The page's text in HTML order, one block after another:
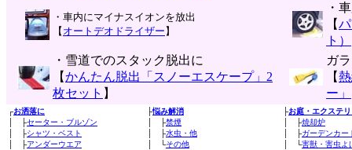
・車内にマイナスイオンを放出
【 オートデオドライザー 】
・
【
ト）
・雪道でのスタック脱出に
【かんたん脱出「スノーエスケープ」2
枚セット 】
ガ
【
ー」
┌お洒落に
│ ├セーター・ブルゾン
│ ├シャツ・ベスト
│ ├アンダーウエア
├悩み解消
│ ├禁煙
│ ├水虫・他
│ └その他
├お庭・エクステ
│ ├焼却炉
│ ├ガーデンカー
│ └害獣・害虫よ